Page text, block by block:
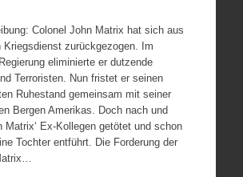
Colonel John Matrix hat sich aus
Kriegsdienst zurückgezogen. Im
eliminierte er dutzende
Terroristen. Nun fristet er seinen
Ruhestand gemeinsam mit seiner
Bergen Amerikas. Doch nach und
Matrix‘ Ex-Kollegen getötet und schon
Tochter entführt. Die Forderung der